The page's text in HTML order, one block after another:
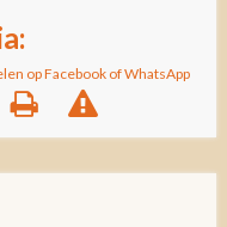
op Facebook of WhatsApp